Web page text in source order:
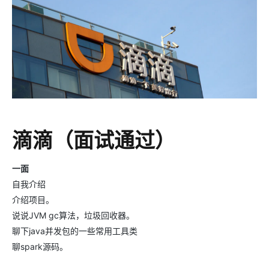
滴滴（面试通过）
一面
自我介绍
介绍项目。
说说JVM gc算法，垃圾回收器。
聊下java并发包的一些常用工具类
聊spark源码。